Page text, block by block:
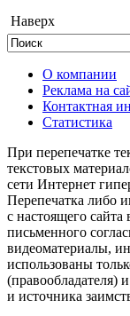
Наверх
О компании
Реклама на
Контактная
Статистика
При перепечатке
текстовых
сети Интернет
Перепечатка либо
с настоящего
письменного
видеоматериалы,
использованы
(правообладателя)
и источника